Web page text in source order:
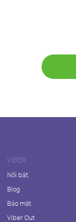
VIBER
Nổi bật
Blog
Bảo mật
Viber Out